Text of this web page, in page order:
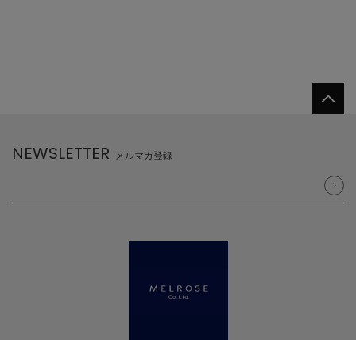
NEWSLETTER メルマガ登録